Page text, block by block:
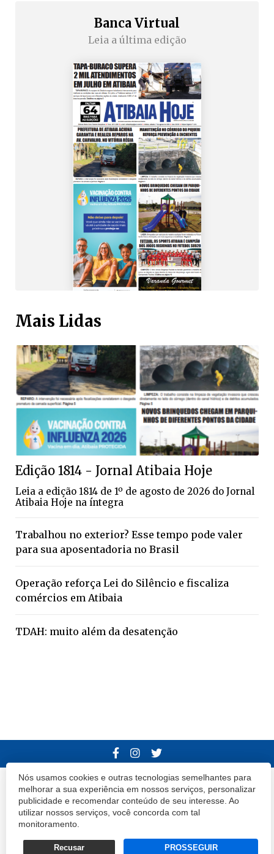
Nós usamos cookies e outras tecnologias semelhantes para
melhorar a sua experiência em nossos serviços, personalizar
publicidade e recomendar conteúdo de seu interesse. Ao
utilizar nossos serviços, você concorda com tal
monitoramento.
Recusar PROSSEGUIR
Banca Virtual
Leia a última edição
Mais Lidas
Edição 1814 - Jornal Atibaia Hoje
Leia a edição 1814 de 1º de agosto de 2026 do Jornal
Atibaia Hoje na íntegra
Trabalhou no exterior? Esse tempo pode valer
para sua aposentadoria no Brasil
Operação reforça Lei do Silêncio e fiscaliza
comércios em Atibaia
TDAH: muito além da desatenção
© 2020 Atibaia Hoje. Todos os direitos reservados. Desenvolvido por
Termos e Políticas de Uso Privacidade